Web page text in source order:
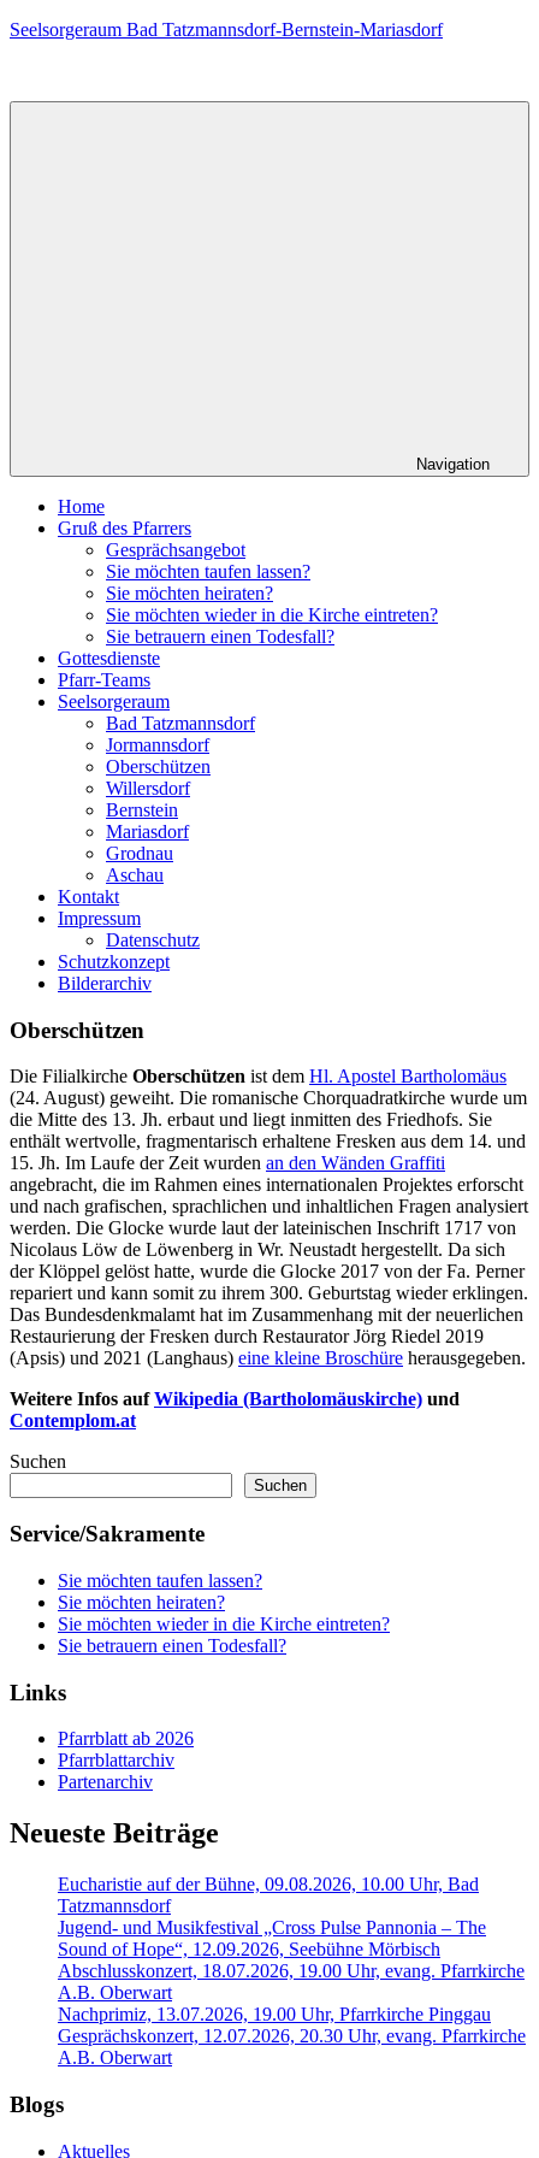
Zum
Seelsorgeraum Bad Tatzmannsdorf-Bernstein-Mariasdorf
Navigation
Home
Gruß des Pfarrers
Gesprächsangebot
Sie möchten taufen lassen?
Sie möchten heiraten?
Sie möchten wieder in die Kirche eintreten?
Sie betrauern einen Todesfall?
Gottesdienste
Pfarr-Teams
Seelsorgeraum
Bad Tatzmannsdorf
Jormannsdorf
Oberschützen
Willersdorf
Bernstein
Mariasdorf
Grodnau
Aschau
Kontakt
Impressum
Datenschutz
Schutzkonzept
Bilderarchiv
Oberschützen
Die Filialkirche Oberschützen ist dem Hl. Apostel Bartholomäus
(24. August) geweiht. Die romanische Chorquadratkirche wurde um
die Mitte des 13. Jh. erbaut und liegt inmitten des Friedhofs. Sie
enthält wertvolle, fragmentarisch erhaltene Fresken aus dem 14. und
15. Jh. Im Laufe der Zeit wurden an den Wänden Graffiti
angebracht, die im Rahmen eines internationalen Projektes erforscht
und nach grafischen, sprachlichen und inhaltlichen Fragen analysiert
werden. Die Glocke wurde laut der lateinischen Inschrift 1717 von
Nicolaus Löw de Löwenberg in Wr. Neustadt hergestellt. Da sich
der Klöppel gelöst hatte, wurde die Glocke 2017 von der Fa. Perner
repariert und kann somit zu ihrem 300. Geburtstag wieder erklingen.
Das Bundesdenkmalamt hat im Zusammenhang mit der neuerlichen
Restaurierung der Fresken durch Restaurator Jörg Riedel 2019
(Apsis) und 2021 (Langhaus) eine kleine Broschüre herausgegeben.
Weitere Infos aufWikipedia (Bartholomäuskirche) und
Contemplom.at
Suchen
Suchen
Service/Sakramente
Sie möchten taufen lassen?
Sie möchten heiraten?
Sie möchten wieder in die Kirche eintreten?
Sie betrauern einen Todesfall?
Links
Pfarrblatt ab 2026
Pfarrblattarchiv
Partenarchiv
Neueste Beiträge
Eucharistie auf der Bühne, 09.08.2026, 10.00 Uhr, Bad
Tatzmannsdorf
Jugend- und Musikfestival „Cross Pulse Pannonia – The
Sound of Hope“, 12.09.2026, Seebühne Mörbisch
Abschlusskonzert, 18.07.2026, 19.00 Uhr, evang. Pfarrkirche
A.B. Oberwart
Nachprimiz, 13.07.2026, 19.00 Uhr, Pfarrkirche Pinggau
Gesprächskonzert, 12.07.2026, 20.30 Uhr, evang. Pfarrkirche
A.B. Oberwart
Blogs
Aktuelles